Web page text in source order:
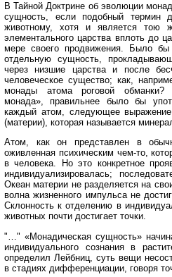
В Тайной Доктрине об эволюции
сущность, если подобный термин
животному, хотя и является тою
элементального царства вплоть до
мере своего продвижения. Было
отдельную сущность,
через низшие царства и после
человеческое существо; как,
монады атома роговой
монада», правильнее было бы
каждый атом, следующее
(материи), которая называется
Атом, как он представлен в
оживленная психическим чем‑то,
в человека. Но это конкретное
индивидуализировалась;
Океан материи не разделяется на
волна жизненного импульса не
Склонность к отделению в
животных почти достигает точки.
"…" «Монадическая сущность»
индивидуального сознания в
определил Лейбниц, суть вещи
в стадиях дифференциации, говоря